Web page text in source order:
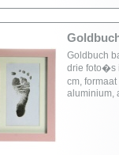
Goldbuch
drie foto�s
cm,
aluminium,